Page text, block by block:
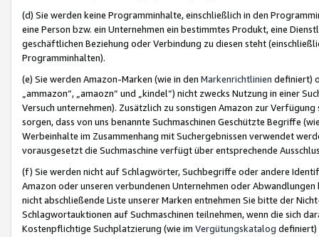
(d) Sie werden keine Programminhalte, einschließlich in den
eine Person bzw. ein Unternehmen ein bestimmtes Produkt, eine
geschäftlichen Beziehung oder Verbindung zu diesen steht
Programminhalten).
(e) Sie werden Amazon-Marken (wie in den Markenrichtlinien definiert)
„ammazon“, „amaozn“ und „kindel“) nicht zwecks Nutzung in einer
Versuch unternehmen). Zusätzlich zu sonstigen Amazon zur
sorgen, dass von uns benannte Suchmaschinen Geschützte Begriffe
Werbeinhalte im Zusammenhang mit Suchergebnissen verwendet
vorausgesetzt die Suchmaschine verfügt über entsprechende
(f) Sie werden nicht auf Schlagwörter, Suchbegriffe oder andere
Amazon oder unseren verbundenen Unternehmen oder
nicht abschließende Liste unserer Marken entnehmen Sie bitte der
Schlagwortauktionen auf Suchmaschinen teilnehmen, wenn die sich
Kostenpflichtige Suchplatzierung (wie im Vergütungskatalog definiert)